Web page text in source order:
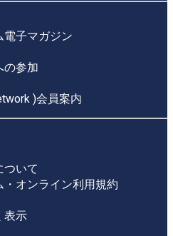
電子マガジン
の参加
)会員案内
ついて
オンライン利用規約
表示